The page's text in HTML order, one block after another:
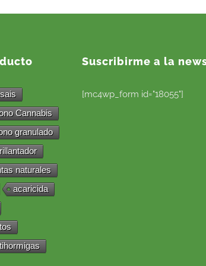
Cannabis
granulado
naturales
acaricida
Suscribirme a la
[mc4wp_form id="18055"]